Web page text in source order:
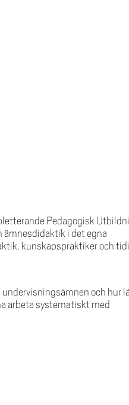
Pedagogisk
i det egna
kunskapspraktiker och
och hur
arbeta systematiskt med